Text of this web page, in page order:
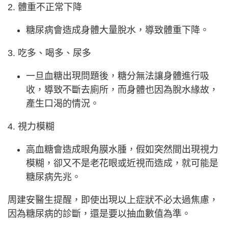
2. 體重不正常下降
糖尿病會造成身體大量脫水，導致體重下降。
3. 吃多、喝多、尿多
一旦血糖出現問題後，糖分無法讓身體進行吸
收，導致不斷去廁所，而身體也因為脫水緣故，
產生口渴的情況。
4. 視力模糊
高血糖會造成眼角膜水腫，假如突然間出現視力
模糊，卻又不是老花眼或近視而造成，就可能是
糖尿病先兆。
周建安醫生提醒，即使出現以上症狀不必太過焦慮，
因為糖尿病的診斷，還是要以抽血數值為準。